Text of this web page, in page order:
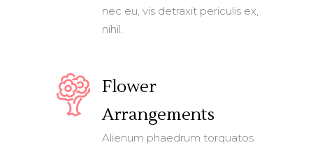
nec eu, vis detraxit periculis ex,
nihil.
Flower
Arrangements
Alienum phaedrum torquatos